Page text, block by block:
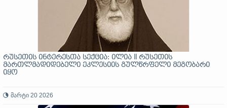
რუსეთის ინტერესთა სექცია: ილია II რუსეთის
მართლმადიდებელი ეკლესიის გულწრფელი მეგობარი
იყო
მარტი 20 2026